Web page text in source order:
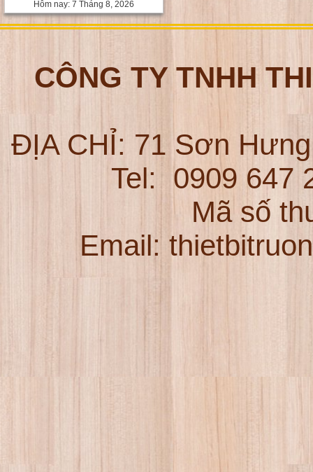
Hôm nay: 7 Tháng 8, 2026
CÔNG TY TNHH
ĐỊA CHỈ: 71 Sơn
Tel: 0909
Mã số
Email: